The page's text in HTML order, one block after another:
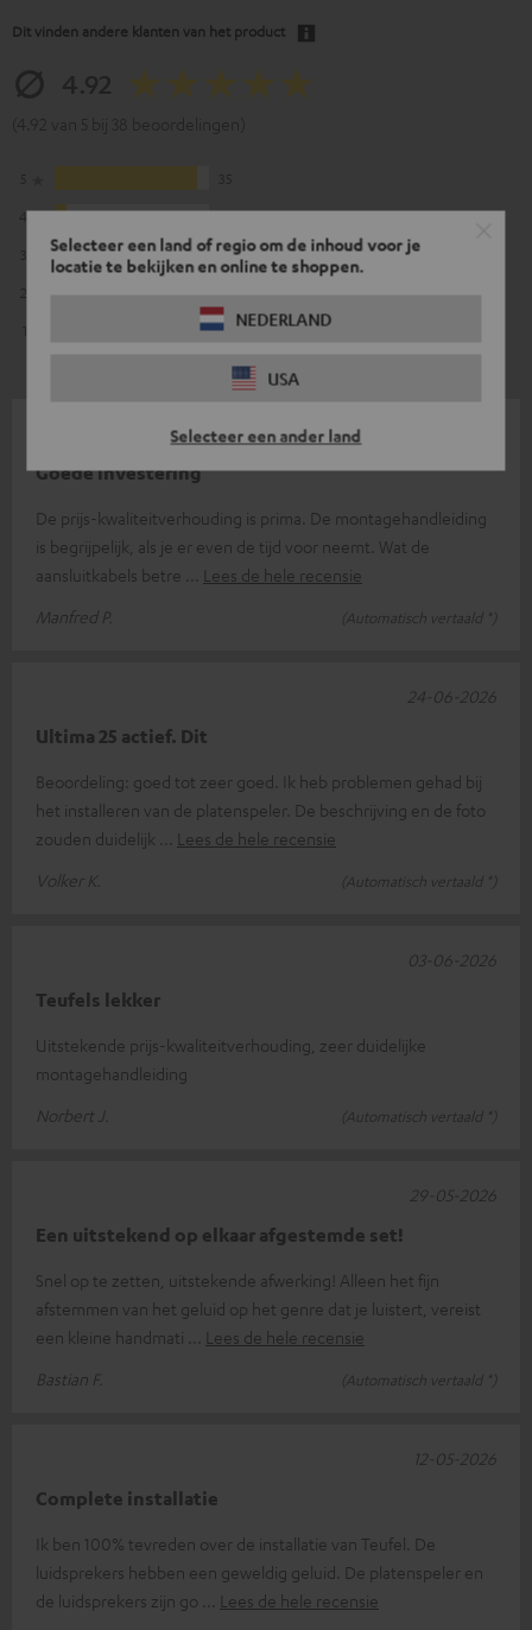
Selecteer een land of regio om de inhoud voor je
locatie te bekijken en online te shoppen.
NEDERLAND
USA
Selecteer een ander land
Dit vinden andere klanten van het product
4
3
0
0
Goede investering
De prijs-kwaliteitverhouding is prima. De montagehandleiding
is begrijpelijk, als je er even de tijd voor neemt. Wat de
aansluitkabels betre
Lees de hele recensie
Manfred P.
(Automatisch vertaald *)
Ultima 25 actief. Dit
Beoordeling: goed tot zeer goed. Ik heb problemen gehad bij
het installeren van de platenspeler. De beschrijving en de foto
zouden duidelijk
Lees de hele recensie
Volker K.
(Automatisch vertaald *)
24-06-2026
Teufels lekker
Uitstekende prijs-kwaliteitverhouding, zeer duidelijke
montagehandleiding
Norbert J.
(Automatisch vertaald *)
03-06-2026
Een uitstekend op elkaar afgestemde set!
Snel op te zetten, uitstekende afwerking! Alleen het fijn
afstemmen van het geluid op het genre dat je luistert, vereist
een kleine handmati
Lees de hele recensie
Bastian F.
(Automatisch vertaald *)
29-05-2026
Complete installatie
Ik ben 100% tevreden over de installatie van Teufel. De
luidsprekers hebben een geweldig geluid. De platenspeler en
de luidsprekers zijn go
Lees de hele recensie
12-05-2026